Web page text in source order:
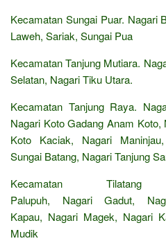
Kecamatan Sungai Puar. Nagari
Laweh, Sariak, Sungai Pua
Kecamatan Tanjung Mutiara.
Selatan, Nagari Tiku Utara.
Kecamatan Tanjung Raya.
Nagari Koto Gadang Anam
Koto Kaciak, Nagari
Sungai Batang, Nagari Tanjung
Kecamatan
Palupuh, Nagari Gadut,
Kapau, Nagari Magek, Nagari
Mudik